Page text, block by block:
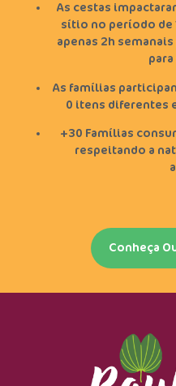
As cestas
sítio no período de
apenas 2h
As famílias
70 itens diferentes
+30 Famílias
respeitando a
Conheça